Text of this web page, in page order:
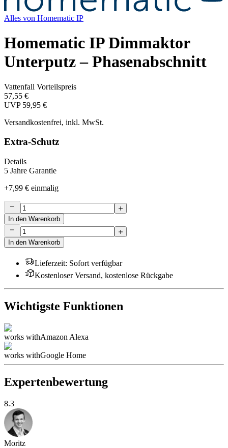
Alles von Homematic IP
Homematic IP Dimmaktor
Unterputz – Phasenabschnitt
Vattenfall Vorteilspreis
57,55 €
UVP 59,95 €
Versandkostenfrei, inkl. MwSt.
Extra-Schutz
Details
5 Jahre Garantie
+7,99 € einmalig
In den Warenkorb
In den Warenkorb
Lieferzeit: Sofort verfügbar
Kostenloser Versand, kostenlose Rückgabe
Wichtigste Funktionen
works withAmazon Alexa
works withGoogle Home
Expertenbewertung
8.3
Moritz